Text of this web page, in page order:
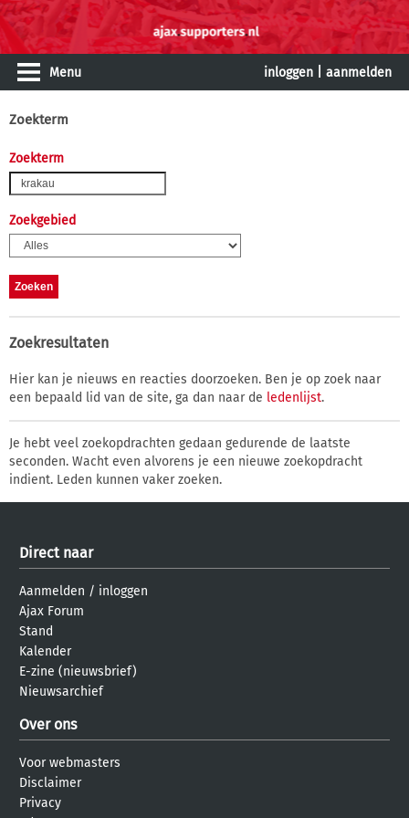
Menu inloggen aanmelden
Zoekterm
Zoekterm
Zoekgebied
Zoekresultaten
Hier kan je nieuws en reacties doorzoeken. Ben je op zoek naar
een bepaald lid van de site, ga dan naar de ledenlijst.
Je hebt veel zoekopdrachten gedaan gedurende de laatste
seconden. Wacht even alvorens je een nieuwe zoekopdracht
indient. Leden kunnen vaker zoeken.
Direct naar
Aanmelden / inloggen
Ajax Forum
Stand
Kalender
E-zine (nieuwsbrief)
Nieuwsarchief
Over ons
Voor webmasters
Disclaimer
Privacy